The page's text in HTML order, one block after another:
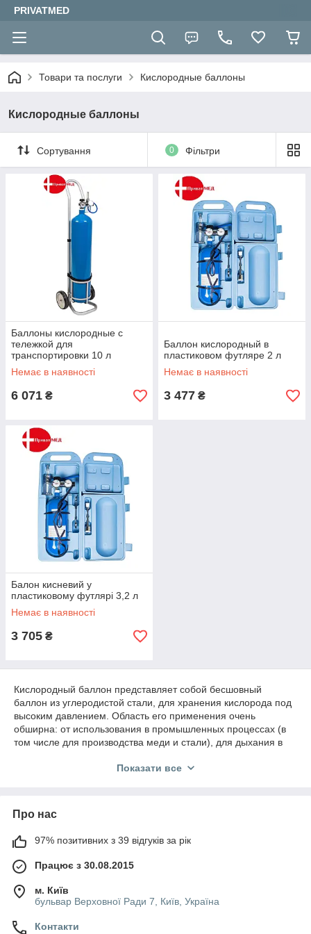
PRIVATMED
Товари та послуги Кислородные баллоны
Кислородные баллоны
Сортування 0 Фільтри
Баллоны кислородные с
тележкой для
транспортировки 10 л
Немає в наявності
6 071 ₴
Баллон кислородный в
пластиковом футляре 2 л
Немає в наявності
3 477 ₴
Балон кисневий у
пластиковому футлярі 3,2 л
Немає в наявності
3 705 ₴
Кислородный баллон представляет собой бесшовный
баллон из углеродистой стали, для хранения кислорода под
высоким давлением. Область его применения очень
обширна: от использования в промышленных процессах (в
том числе для производства меди и стали), для дыхания в
дыхания в домашних условиях и медицинских учреждениях.
балони різного обсягу: від 2-х до 10-ти літрів. Доставляємо
Показати все
Про нас
97% позитивних з 39 відгуків за рік
Працює з 30.08.2015
м. Київ
бульвар Верховної Ради 7, Київ, Україна
Контакти